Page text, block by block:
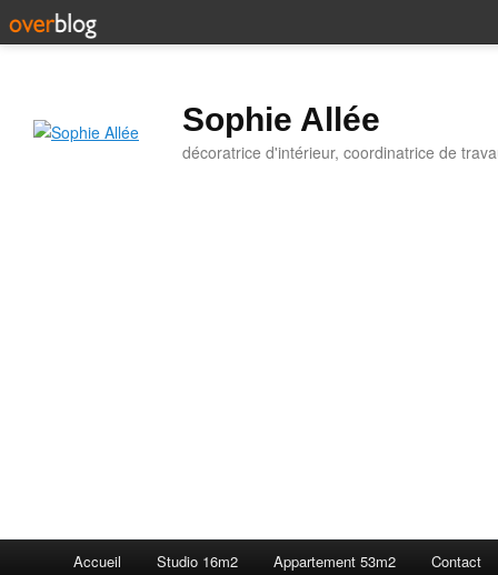
Sophie Allée
décoratrice d'intérieur, coordinatrice de
Accueil Studio 16m2 Appartement 53m2 Contact